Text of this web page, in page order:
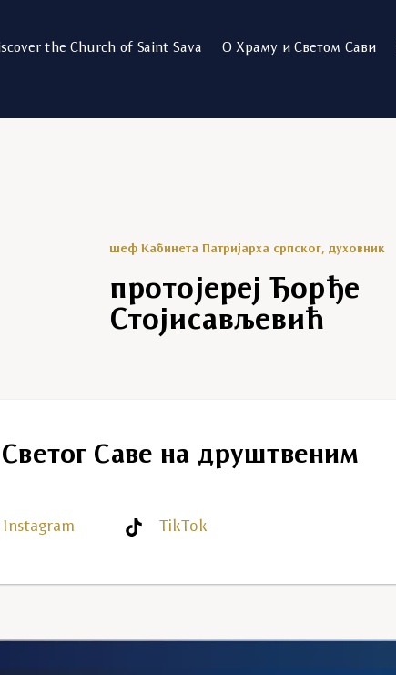
the Church of Saint Sava О Храму и Светом Сави
шеф Кабинета Патријарха српског, духовник
протојереј Ђорђе
Стојисављевић
Саве на друштвеним
Instagram TikTok